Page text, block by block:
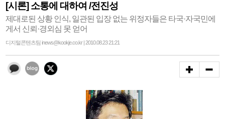
[시론] 소통에 대하여 /전진성
제대로된 상황 인식, 일관된 입장 없는 위정자들은 타국·자국민에
게서 신뢰·경외심 못 얻어
디지털콘텐츠팀 inews@kookje.co.kr | 2010.08.23 21:21